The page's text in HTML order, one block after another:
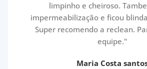
limpinho e cheiroso.
impermeabilização e ficou
Super recomendo a reclean.
equipe."
Maria Costa